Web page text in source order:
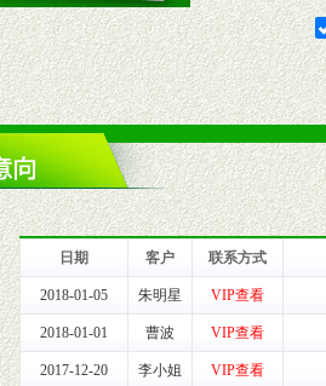
期，滞销品给予
势
信息服务咨询中
回复您的疑问。
务：突发性产品
记录并合理妥
日期 客户 联系方式
2018-01-05 朱明星 VIP查看
2018-01-01 曹波 VIP查看
2017-12-20 李小姐 VIP查看